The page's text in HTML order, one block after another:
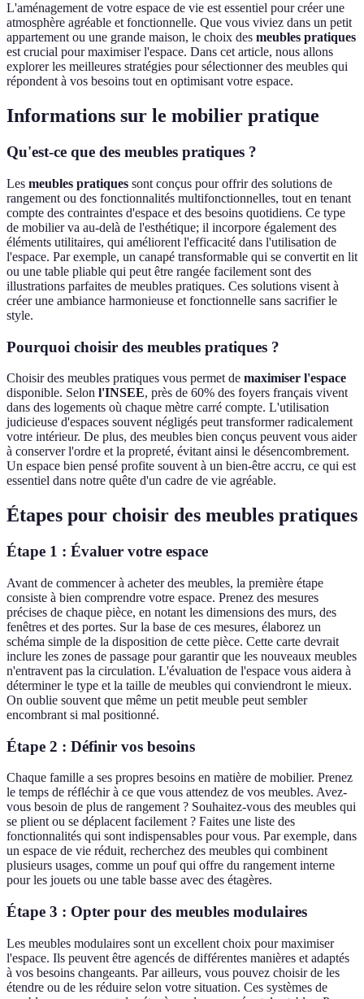
L'aménagement de votre espace de vie est essentiel pour créer une
atmosphère agréable et fonctionnelle. Que vous viviez dans un petit
appartement ou une grande maison, le choix des meubles pratiques
est crucial pour maximiser l'espace. Dans cet article, nous allons
explorer les meilleures stratégies pour sélectionner des meubles qui
répondent à vos besoins tout en optimisant votre espace.
Informations sur le mobilier pratique
Qu'est-ce que des meubles pratiques ?
Les meubles pratiques sont conçus pour offrir des solutions de
rangement ou des fonctionnalités multifonctionnelles, tout en tenant
compte des contraintes d'espace et des besoins quotidiens. Ce type
de mobilier va au-delà de l'esthétique; il incorpore également des
éléments utilitaires, qui améliorent l'efficacité dans l'utilisation de
l'espace. Par exemple, un canapé transformable qui se convertit en lit
ou une table pliable qui peut être rangée facilement sont des
illustrations parfaites de meubles pratiques. Ces solutions visent à
créer une ambiance harmonieuse et fonctionnelle sans sacrifier le
style.
Pourquoi choisir des meubles pratiques ?
Choisir des meubles pratiques vous permet de maximiser l'espace
disponible. Selon l'INSEE, près de 60% des foyers français vivent
dans des logements où chaque mètre carré compte. L'utilisation
judicieuse d'espaces souvent négligés peut transformer radicalement
votre intérieur. De plus, des meubles bien conçus peuvent vous aider
à conserver l'ordre et la propreté, évitant ainsi le désencombrement.
Un espace bien pensé profite souvent à un bien-être accru, ce qui est
essentiel dans notre quête d'un cadre de vie agréable.
Étapes pour choisir des meubles pratiques
Étape 1 : Évaluer votre espace
Avant de commencer à acheter des meubles, la première étape
consiste à bien comprendre votre espace. Prenez des mesures
précises de chaque pièce, en notant les dimensions des murs, des
fenêtres et des portes. Sur la base de ces mesures, élaborez un
schéma simple de la disposition de cette pièce. Cette carte devrait
inclure les zones de passage pour garantir que les nouveaux meubles
n'entravent pas la circulation. L'évaluation de l'espace vous aidera à
déterminer le type et la taille de meubles qui conviendront le mieux.
On oublie souvent que même un petit meuble peut sembler
encombrant si mal positionné.
Étape 2 : Définir vos besoins
Chaque famille a ses propres besoins en matière de mobilier. Prenez
le temps de réfléchir à ce que vous attendez de vos meubles. Avez-
vous besoin de plus de rangement ? Souhaitez-vous des meubles qui
se plient ou se déplacent facilement ? Faites une liste des
fonctionnalités qui sont indispensables pour vous. Par exemple, dans
un espace de vie réduit, recherchez des meubles qui combinent
plusieurs usages, comme un pouf qui offre du rangement interne
pour les jouets ou une table basse avec des étagères.
Étape 3 : Opter pour des meubles modulaires
Les meubles modulaires sont un excellent choix pour maximiser
l'espace. Ils peuvent être agencés de différentes manières et adaptés
à vos besoins changeants. Par ailleurs, vous pouvez choisir de les
étendre ou de les réduire selon votre situation. Ces systèmes de